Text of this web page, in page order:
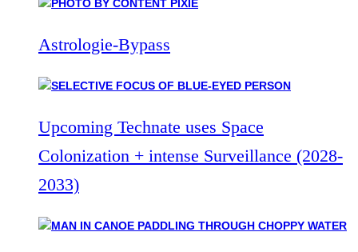
Astrologie-Bypass
Upcoming Technate uses Space
Colonization + intense Surveillance (2028-
2033)